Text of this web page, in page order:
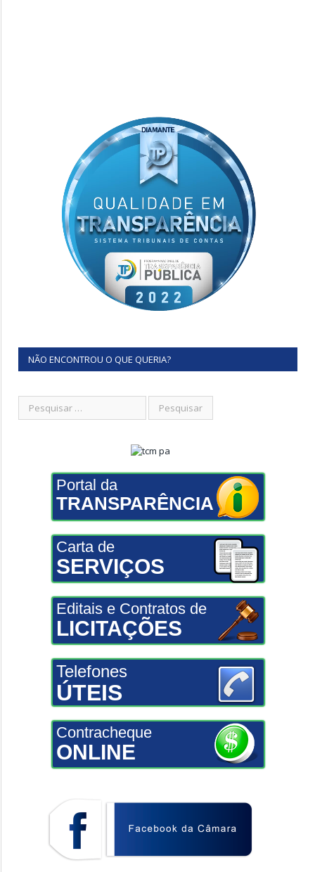
NÃO ENCONTROU O QUE QUERIA?
Portal da
TRANSPARÊNCIA
Carta de
SERVIÇOS
Editais e Contratos de
LICITAÇÕES
Telefones
ÚTEIS
Contracheque
ONLINE